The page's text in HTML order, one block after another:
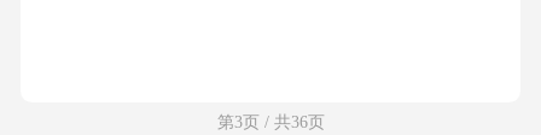
第3页 / 共36页